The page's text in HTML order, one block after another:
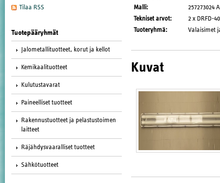
Tilaa RSS
Tuotepääryhmät
Jalometallituotteet, korut ja kellot
Kemikaalituotteet
Kulutustavarat
Paineelliset tuotteet
Rakennustuotteet ja pelastustoimen
laitteet
Räjähdysvaaralliset tuotteet
Sähkötuotteet
Malli:
257273024
Tekniset arvot:
2 x DRFD-
Tuoteryhmä: Valaisimet
Kuvat